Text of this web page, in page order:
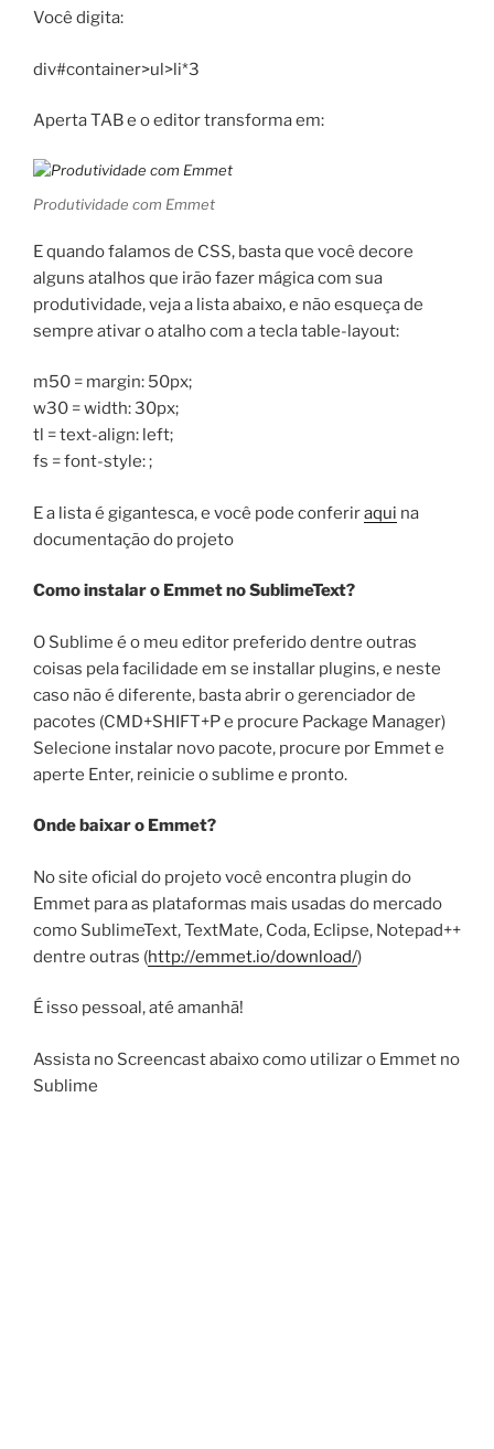
Você digita:
div#container>ul>li*3
Aperta TAB e o editor transforma em:
Produtividade com Emmet
E quando falamos de CSS, basta que você decore
alguns atalhos que irão fazer mágica com sua
produtividade, veja a lista abaixo, e não esqueça de
sempre ativar o atalho com a tecla table-layout:
m50 = margin: 50px;
w30 = width: 30px;
tl = text-align: left;
fs = font-style: ;
E a lista é gigantesca, e você pode conferiraqui na
documentação do projeto
Como instalar o Emmet no SublimeText?
O Sublime é o meu editor preferido dentre outras
coisas pela facilidade em se installar plugins, e neste
caso não é diferente, basta abrir o gerenciador de
pacotes (CMD+SHIFT+P e procure Package Manager)
Selecione instalar novo pacote, procure por Emmet e
aperte Enter, reinicie o sublime e pronto.
Onde baixar o Emmet?
No site oficial do projeto você encontra plugin do
Emmet para as plataformas mais usadas do mercado
como SublimeText, TextMate, Coda, Eclipse, Notepad++
dentre outras (http://emmet.io/download/)
É isso pessoal, até amanhã!
Assista no Screencast abaixo como utilizar o Emmet no
Sublime